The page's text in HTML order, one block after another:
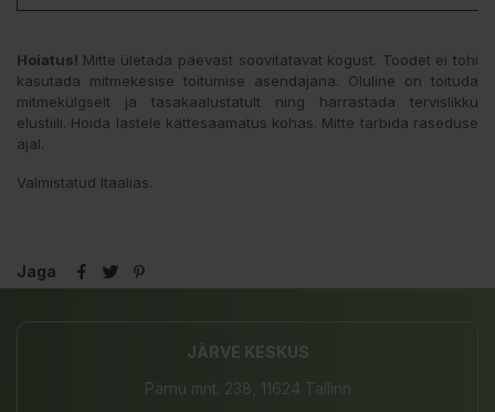
Hoiatus! Mitte ületada päevast soovitatavat kogust. Toodet ei tohi
kasutada mitmekesise toitumise asendajana. Oluline on toituda
mitmekülgselt ja tasakaalustatult ning harrastada tervislikku
elustiili. Hoida lastele kättesaamatus kohas. Mitte tarbida raseduse
ajal.
Valmistatud Itaalias.
Jaga
JÄRVE KESKUS
Pärnu mnt. 238, 11624 Tallinn